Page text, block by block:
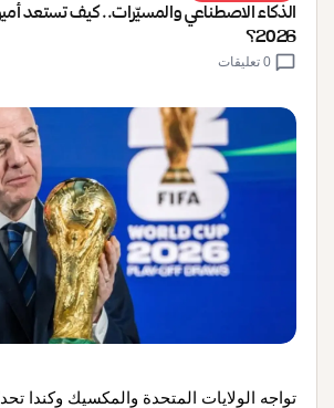
الذكاء الاصطناعي والمسيّرات.. كيف تستعد
2026؟
chat_bubble
تواجه الولايات المتحدة والمكسيك وكندا